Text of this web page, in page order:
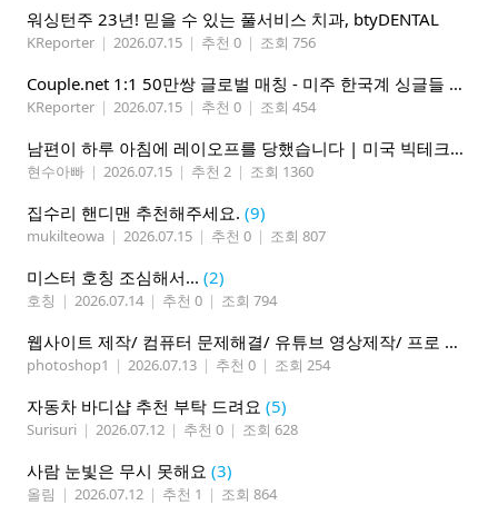
워싱턴주 23년! 믿을 수 있는 풀서비스 치과, btyDENTAL
KReporter | 2026.07.15 | 추천 0 | 조회 756
Couple.net 1:1 50만쌍 글로벌 매칭 - 미주 한국계 싱글들 모이세요
KReporter | 2026.07.15 | 추천 0 | 조회 454
남편이 하루 아침에 레이오프를 당했습니다 | 미국 빅테크의 현실
현수아빠 | 2026.07.15 | 추천 2 | 조회 1360
집수리 핸디맨 추천해주세요. (9)
mukilteowa | 2026.07.15 | 추천 0 | 조회 807
미스터 호칭 조심해서... (2)
호칭 | 2026.07.14 | 추천 0 | 조회 794
웹사이트 제작/ 컴퓨터 문제해결/ 유튜브 영상제작/ 프로 사진촬영
photoshop1 | 2026.07.13 | 추천 0 | 조회 254
자동차 바디샵 추천 부탁 드려요 (5)
Surisuri | 2026.07.12 | 추천 0 | 조회 628
사람 눈빛은 무시 못해요 (3)
올림 | 2026.07.12 | 추천 1 | 조회 864